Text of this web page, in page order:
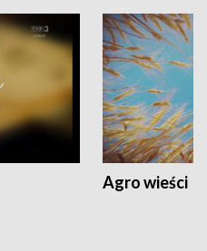
Agro wieści